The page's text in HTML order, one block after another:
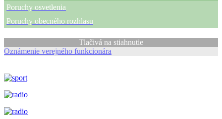
Poruchy osvetlenia
Poruchy obecného rozhlasu
Tlačivá na stiahnutie
Oznámenie verejného funkcionára